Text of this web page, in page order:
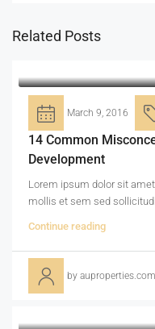
Related Posts
March 9, 2016
14 Common
Development
Lorem ipsum dolor sit
mollis et sem sed
Continue reading
by